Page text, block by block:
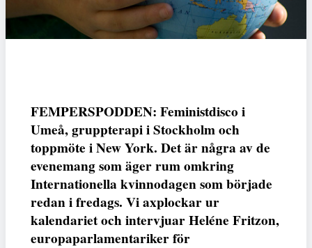
FEMPERSPODDEN: Feministdisco i
Umeå, gruppterapi i Stockholm och
toppmöte i New York. Det är några av de
evenemang som äger rum omkring
Internationella kvinnodagen som började
redan i fredags. Vi axplockar ur
kalendariet och intervjuar Heléne Fritzon,
europaparlamentariker för